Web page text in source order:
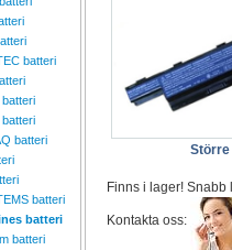
batteri
batteri
batteri
batteri
batteri
Större
Finns i lager!
Kontakta oss: